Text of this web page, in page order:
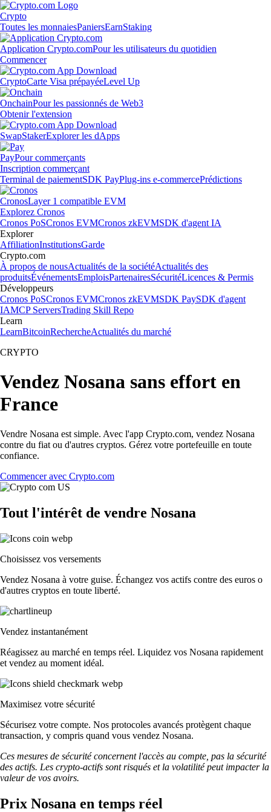
Crypto
Toutes les monnaiesPaniersEarnStaking
Application Crypto.comPour les utilisateurs du quotidien
Commencer
CryptoCarte Visa prépayéeLevel Up
OnchainPour les passionnés de Web3
Obtenir l'extension
SwapStakerExplorer les dApps
PayPour commerçants
Inscription commerçant
Terminal de paiementSDK PayPlug-ins e-commercePrédictions
CronosLayer 1 compatible EVM
Explorez Cronos
Cronos PoSCronos EVMCronos zkEVMSDK d'agent IA
Explorer
AffiliationInstitutionsGarde
Crypto.com
À propos de nousActualités de la sociétéActualités des
produitsÉvénementsEmploisPartenairesSécuritéLicences & Permis
Développeurs
Cronos PoSCronos EVMCronos zkEVMSDK PaySDK d'agent
IAMCP ServersTrading Skill Repo
Learn
LearnBitcoinRechercheActualités du marché
CRYPTO
Vendez Nosana sans effort en
France
Vendre Nosana est simple. Avec l'app Crypto.com, vendez Nosana
contre du fiat ou d'autres cryptos. Gérez votre portefeuille en toute
confiance.
Commencer avec Crypto.com
Tout l'intérêt de vendre Nosana
Choisissez vos versements
Vendez Nosana à votre guise. Échangez vos actifs contre des euros o
d'autres cryptos en toute liberté.
Vendez instantanément
Réagissez au marché en temps réel. Liquidez vos Nosana rapidement
et vendez au moment idéal.
Maximisez votre sécurité
Sécurisez votre compte. Nos protocoles avancés protègent chaque
transaction, y compris quand vous vendez Nosana.
Ces mesures de sécurité concernent l'accès au compte, pas la sécurité
des actifs. Les crypto-actifs sont risqués et la volatilité peut impacter la
valeur de vos avoirs.
Prix Nosana en temps réel